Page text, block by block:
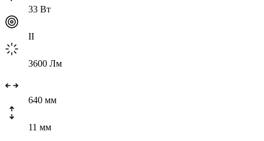
33 Вт
II
3600 Лм
640 мм
11 мм